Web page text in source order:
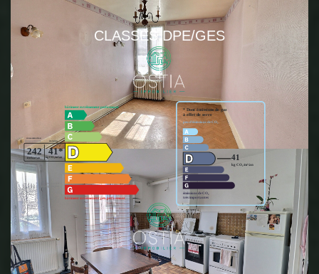
CLASSES DPE/GES
Montant estimé des dépenses annuelles d'énergie pour un usage
standard entre 3010€ et 4130€. Pour la date de référence
31/12/2023.